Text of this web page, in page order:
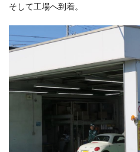
そして工場へ到着。